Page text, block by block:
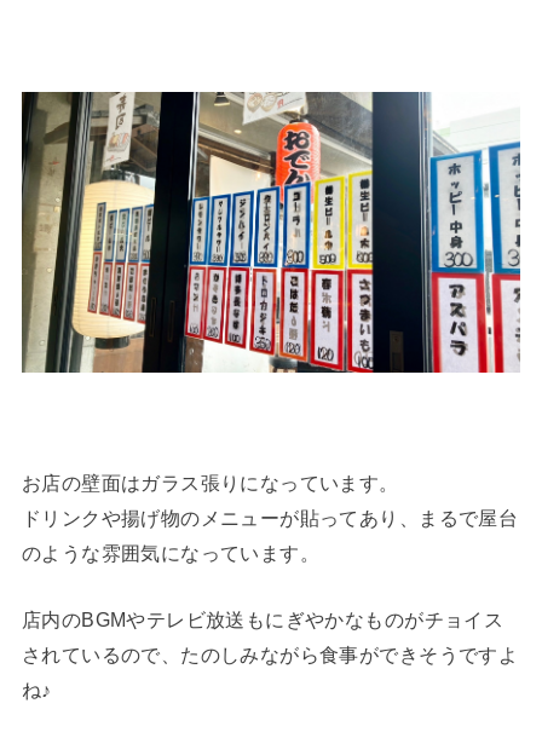
お店の壁面はガラス張りになっています。
ドリンクや揚げ物のメニューが貼ってあり、まるで屋台
のような雰囲気になっています。
店内のBGMやテレビ放送もにぎやかなものがチョイス
されているので、たのしみながら食事ができそうですよ
ね♪